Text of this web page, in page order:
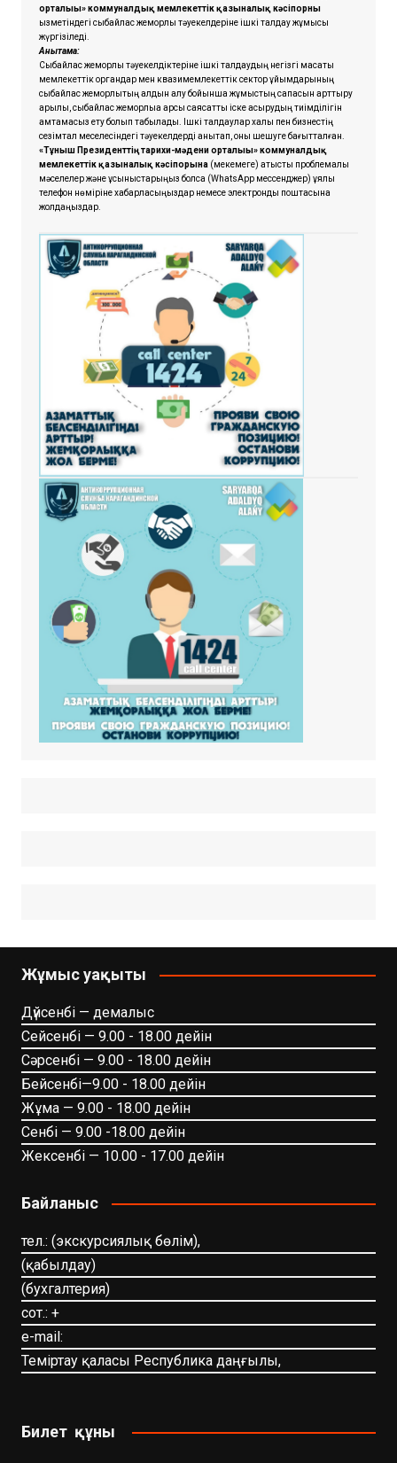
орталығы» коммуналдық мемлекеттік қазыналық кәсіпорны
қызметіндегі сыбайлас жемқорлық тәуекелдеріне ішкі талдау жұмысы
жүргізіледі.
Анықтама:
Сыбайлас жемқорлық тәуекелдіктеріне ішкі талдаудың негізгі мақсаты
мемлекеттік органдар мен квазимемлекеттік сектор ұйымдарының
сыбайлас жемқорлықтың алдын алу бойынша жұмыстың сапасын арттыру
арқылы, сыбайлас жемқорлыққа қарсы саясатты іске асырудың тиімділігін
қамтамасыз ету болып табылады. Ішкі талдаулар халық пен бизнестің
сезімтал меселесіндегі тәуекелдерді анықтап, оны шешуге бағытталған.
«Тұнғыш Президенттің тарихи-мәдени орталығы» коммуналдық
мемлекеттік қазыналық кәсіпорынға(мекемеге) қатысты проблемалық
мәселелер және ұсыныстарыңыз болса (WhatsApp мессенджер) ұялы
телефон нөміріне хабарласыңыздар немесе электрондық поштасына
жолдаңыздар.
Жұмыс уақыты
Дүйсенбі — демалыс
Сейсенбі — 9.00 - 18.00 дейін
Сәрсенбі — 9.00 - 18.00 дейін
Бейсенбі—9.00 - 18.00 дейін
Жұма — 9.00 - 18.00 дейін
Сенбі — 9.00 -18.00 дейін
Жексенбі — 10.00 - 17.00 дейін
Байланыс
тел.: (экскурсиялық бөлім),
(қабылдау)
(бухгалтерия)
сот.: +
e-mail:
Теміртау қаласы Республика даңғылы,
Билет құны